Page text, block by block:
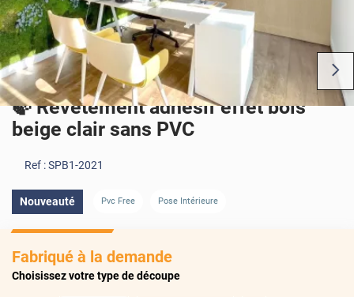
🍃 Revêtement adhésif effet bois
beige clair sans PVC
Ref :SPB1-2021
Nouveauté Pvc Free Pose Intérieure
Fabriqué à la demande
Choisissez votre type de découpe